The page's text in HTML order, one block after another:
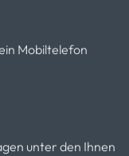
Mobiltelefon
unter den Ihnen